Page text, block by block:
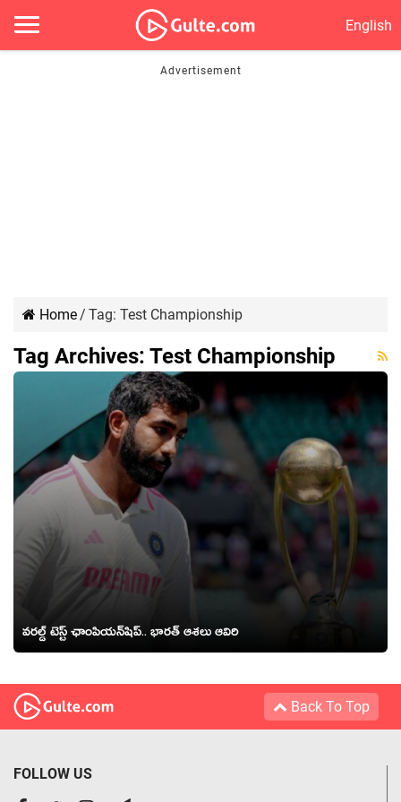
English
Home/ Tag: Test Championship
Tag Archives: Test Championship
వరల్డ్ టెస్ట్ ఛాంపియన్‌షిప్.. భారత్‌ ఆశలు ఆవిరి
Back To Top
FOLLOW US